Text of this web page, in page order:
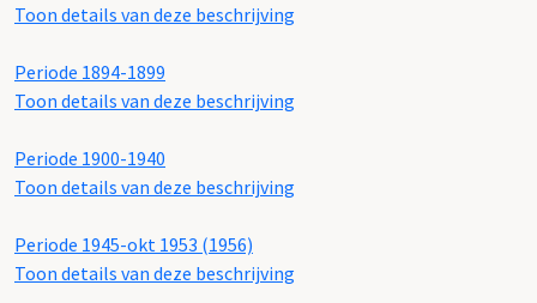
Toon details van deze beschrijving
Periode 1894-1899
Toon details van deze beschrijving
Periode 1900-1940
Toon details van deze beschrijving
Periode 1945-okt 1953 (1956)
Toon details van deze beschrijving